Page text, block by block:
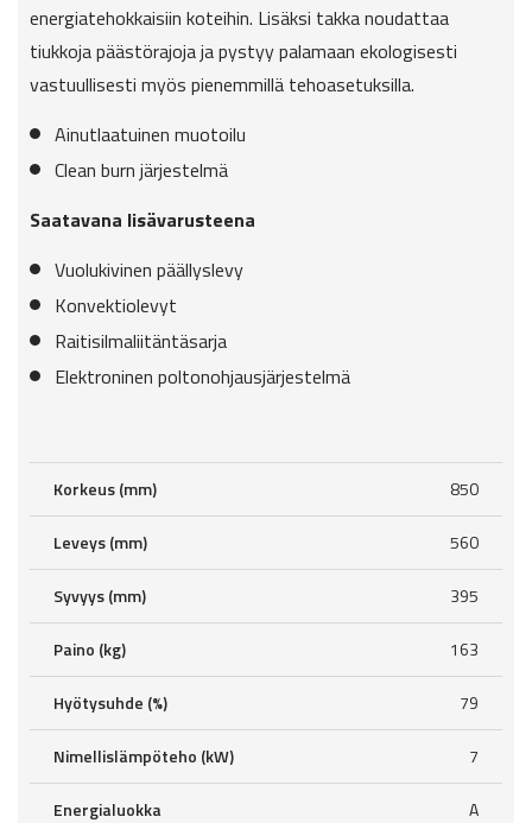
energiatehokkaisiin koteihin. Lisäksi takka noudattaa
tiukkoja päästörajoja ja pystyy palamaan ekologisesti
vastuullisesti myös pienemmillä tehoasetuksilla.
Ainutlaatuinen muotoilu
Clean burn järjestelmä
Saatavana lisävarusteena
Vuolukivinen päällyslevy
Konvektiolevyt
Raitisilmaliitäntäsarja
Elektroninen poltonohjausjärjestelmä
Korkeus (mm) 850
Leveys (mm) 560
Syvyys (mm) 395
Paino (kg) 163
Hyötysuhde (%) 79
Nimellislämpöteho (kW) 7
Energialuokka A